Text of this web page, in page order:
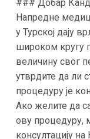
### Добар
Напредне
у Турској дају
широком кругу
величину свог
утврдите да ли
процедуру је
Ако желите да
ову процедуру,
консултацију на